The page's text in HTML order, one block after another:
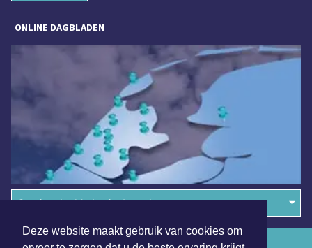
Deze website maakt gebruik van cookies om
ONLINE DAGBLADEN
Overige dagbladen in de regio
Algemene voorwaarden